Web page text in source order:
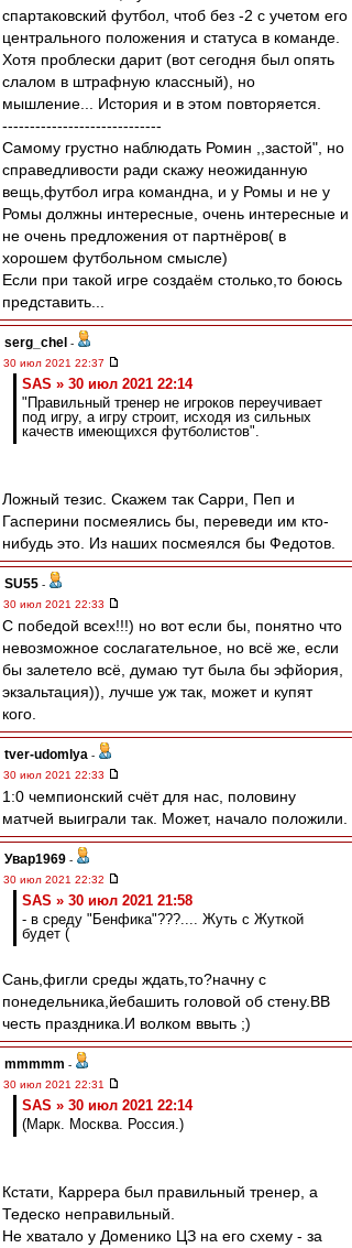
спартаковский футбол, чтоб без -2 с учетом его
центрального положения и статуса в команде.
Хотя проблески дарит (вот сегодня был опять
слалом в штрафную классный), но
мышление... История и в этом повторяется.
-----------------------------
Cамому грустно наблюдать Ромин ,,застой", но
справедливости ради скажу неожиданную
вещь,футбол игра командна, и у Ромы и не у
Ромы должны интересные, очень интересныe и
не очень предложения от партнёров( в
хорошем футбольном смысле)
Если при такой игре создаём столько,то боюсь
представить...
serg_chel -
30 июл 2021 22:37
SAS » 30 июл 2021 22:14
"Правильный тренер не игроков переучивает
под игру, а игру строит, исходя из сильных
качеств имеющихся футболистов".
Ложный тезис. Скажем так Сарри, Пеп и
Гасперини посмеялись бы, переведи им кто-
нибудь это. Из наших посмеялся бы Федотов.
SU55 -
30 июл 2021 22:33
С победой всех!!!) но вот если бы, понятно что
невозможное сослагательное, но всë же, если
бы залетело всë, думаю тут была бы эфйория,
экзальтация)), лучше уж так, может и купят
кого.
tver-udomlya -
30 июл 2021 22:33
1:0 чемпионский счёт для нас, половину
матчей выиграли так. Может, начало положили.
Увар1969 -
30 июл 2021 22:32
SAS » 30 июл 2021 21:58
- в среду "Бенфика"???.... Жуть с Жуткой
будет (
Сань,фигли среды ждать,то?начну с
понедельника,йебашить головой об стену.ВВ
честь праздника.И волком ввыть ;)
mmmmm -
30 июл 2021 22:31
SAS » 30 июл 2021 22:14
(Марк. Москва. Россия.)
Кстати, Каррера был правильный тренер, а
Тедеско неправильный.
Не хватало у Доменико ЦЗ на его схему - за